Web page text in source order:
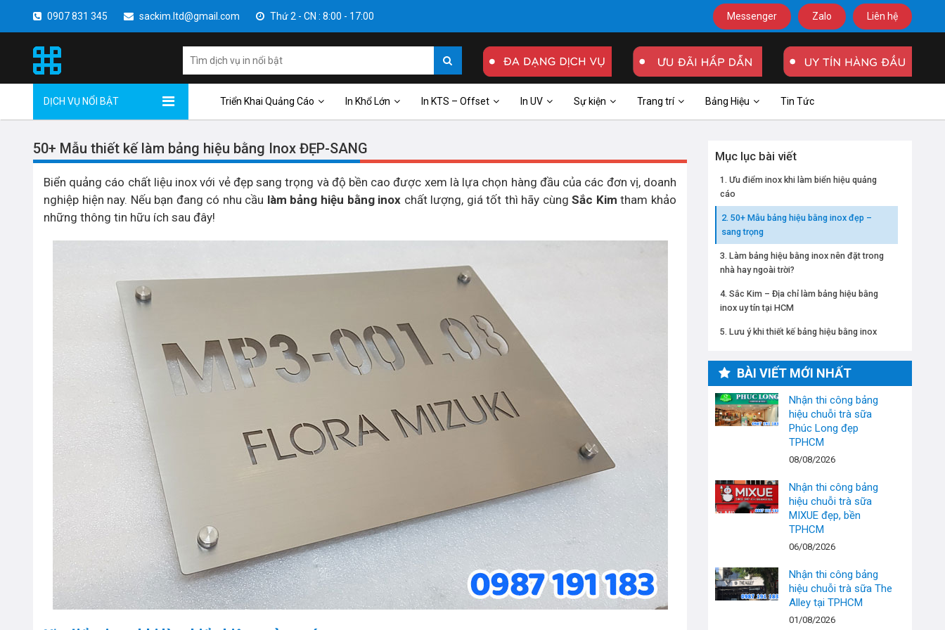
0907 831 345 sackim.ltd@gmail.com Thứ 2 - CN : 8:00 - 17:00 Messenger Zalo Liên hệ
DỊCH VỤ NỔI BẬT Triển Khai Quảng Cáo In Khổ Lớn In KTS – Offset In UV Sự kiện Trang trí Bảng Hiệu Tin Tức
50+ Mẫu thiết kế làm bảng hiệu bằng Inox ĐẸP-SANG
Biển quảng cáo chất liệu inox với vẻ đẹp sang trọng và độ bền cao được xem là lựa chọn hàng đầu của các đơn vị, doanh
nghiệp hiện nay. Nếu bạn đang có nhu cầu làm bảng hiệu bằng inox chất lượng, giá tốt thì hãy cùngSắc Kim tham khảo
những thông tin hữu ích sau đây!
Mục lục bài viết
Ưu điểm inox khi làm biển hiệu quảng
cáo
50+ Mẫu bảng hiệu bằng inox đẹp –
sang trọng
Làm bảng hiệu bằng inox nên đặt trong
nhà hay ngoài trời?
Sắc Kim – Địa chỉ làm bảng hiệu bằng
inox uy tín tại HCM
Lưu ý khi thiết kế bảng hiệu bằng inox
BÀI VIẾT MỚI NHẤT
Nhận thi công bảng
hiệu chuỗi trà sữa
Phúc Long đẹp
TPHCM
08/08/2026
Nhận thi công bảng
hiệu chuỗi trà sữa
MIXUE đẹp, bền
TPHCM
06/08/2026
Nhận thi công bảng
hiệu chuỗi trà sữa The
Alley tại TPHCM
01/08/2026